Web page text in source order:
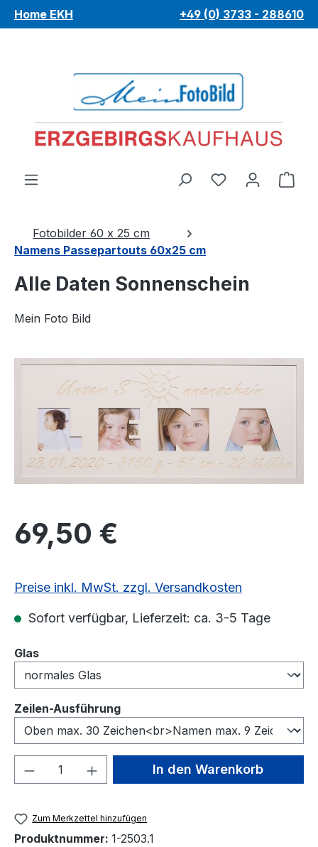
Zum Hauptinhalt springen
Home EKH +49 (0) 3733 - 288610
Du hast 0
Fotobilder 60 x 25 cm
Namens Passepartouts 60x25 cm
Alle Daten Sonnenschein
Mein Foto Bild
Regulärer Preis:
69,50 €
Preise inkl. MwSt. zzgl. Versandkosten
Sofort verfügbar, Lieferzeit: ca. 3-5 Tage
Glasauswählen
Zeilen-Ausführungauswählen
Produkt Anzahl: Gib denIn den Warenkorb
Zum Merkzettel hinzufügen
Produktnummer: 1-2503.1